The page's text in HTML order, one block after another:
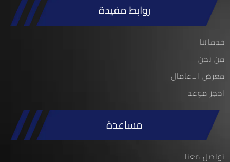
روابط مفيدة
خدماتنا
من نحن
معرض الاعامال
احجز موعد
مساعدة
تواصل معنا